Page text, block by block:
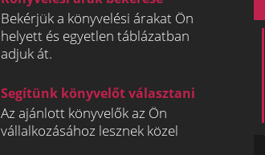
Bekérjük a könyvelési árakat Ön
helyett és egyetlen táblázatban
adjuk át.
Segítünk könyvelőt választani
Az ajánlott könyvelők az Ön
vállalkozásához lesznek közel